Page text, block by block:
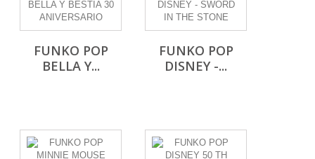
FUNKO POP
BELLA Y...
FUNKO POP
DISNEY -...